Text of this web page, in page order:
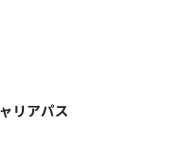
リアパス